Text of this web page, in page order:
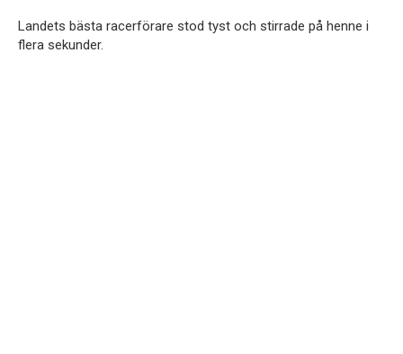
Landets bästa racerförare stod tyst och stirrade på henne i
flera sekunder.